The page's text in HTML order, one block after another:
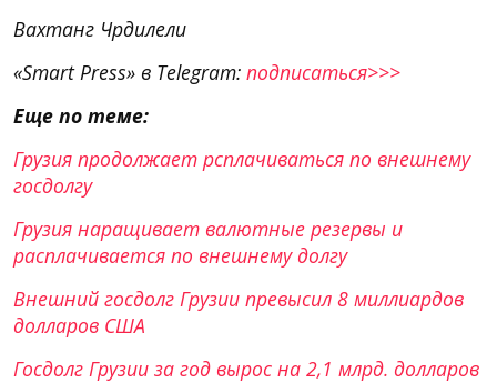
Вахтанг Чрдилели
«Smart Press» в Telegram: подписаться>>>
Еще по теме:
Грузия продолжает рсплачиваться по внешнему
госдолгу
Грузия наращивает валютные резервы и
расплачивается по внешнему долгу
Внешний госдолг Грузии превысил 8 миллиардов
долларов США
Госдолг Грузии за год вырос на 2,1 млрд. долларов